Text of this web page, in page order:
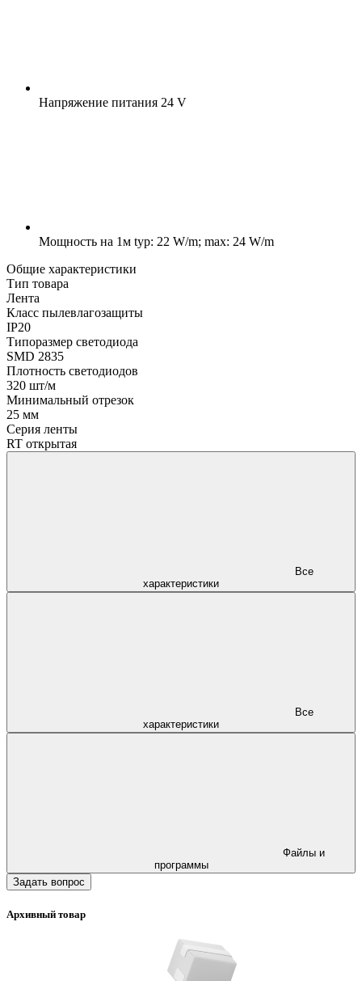
Напряжение питания 24 V
Мощность на 1м typ: 22 W/m; max: 24 W/m
Общие характеристики
Тип товара
Лента
Класс пылевлагозащиты
IP20
Типоразмер светодиода
SMD 2835
Плотность светодиодов
320 шт/м
Минимальный отрезок
25 мм
Серия ленты
RT открытая
характеристики
характеристики
программы
Задать вопрос
Архивный товар